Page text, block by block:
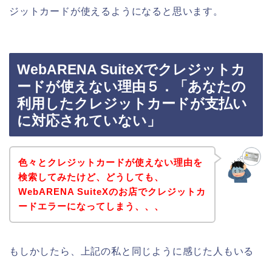
ジットカードが使えるようになると思います。
WebARENA SuiteXでクレジットカ
ードが使えない理由５．「あなたの
利用したクレジットカードが支払い
に対応されていない」
色々とクレジットカードが使えない理由を
検索してみたけど、どうしても、
WebARENA SuiteXのお店でクレジットカ
ードエラーになってしまう、、、
もしかしたら、上記の私と同じように感じた人もいる